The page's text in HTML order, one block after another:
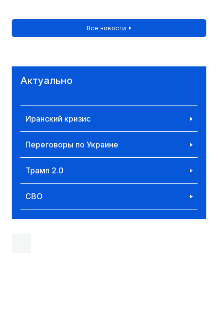
Все новости
Актуально
Иранский кризис
Переговоры по Украине
Трамп 2.0
СВО